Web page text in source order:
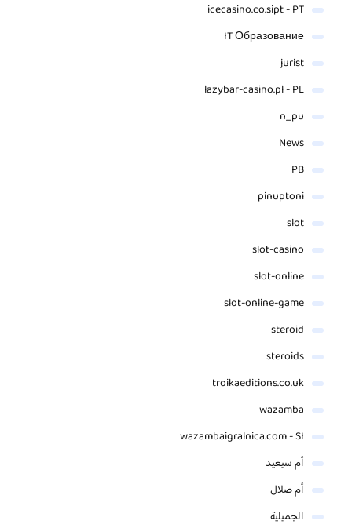
icecasino.co.sipt - PT
IT Образование
jurist
lazybar-casino.pl - PL
n_pu
News
PB
pinuptoni
slot
slot-casino
slot-online
slot-online-game
steroid
steroids
troikaeditions.co.uk
wazamba
wazambaigralnica.com - SI
أم سيعيد
أم صلال
الجميلية